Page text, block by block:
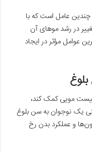
عامل است که با
در رشد موهای آن
عوامل مؤثر در ایجاد
کیست مویی کمک کند،
یک نوجوان به سن بلوغ
و عملکرد بدن رخ